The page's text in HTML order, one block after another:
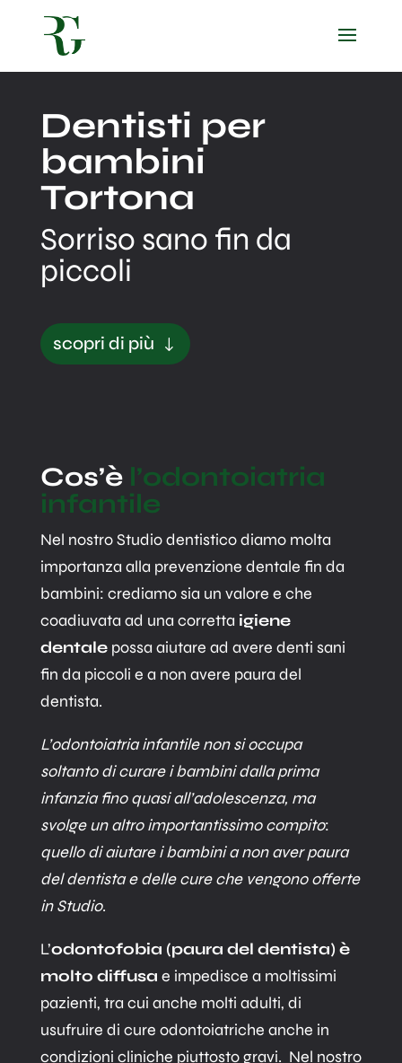
Dentisti per
bambini
Tortona
Sorriso sano fin da
piccoli
scopri di più
Cos’è l’odontoiatria
infantile
Nel nostro Studio dentistico diamo molta
importanza alla prevenzione dentale fin da
bambini: crediamo sia un valore e che
coadiuvata ad una corretta igiene
dentale possa aiutare ad avere denti sani
fin da piccoli e a non avere paura del
dentista.
L’odontoiatria infantile non si occupa
soltanto di curare i bambini dalla prima
infanzia fino quasi all’adolescenza, ma
svolge un altro importantissimo compito:
quello di aiutare i bambini a non aver paura
del dentista e delle cure che vengono offerte
in Studio.
L’odontofobia (paura del dentista) è
molto diffusa e impedisce a moltissimi
pazienti, tra cui anche molti adulti, di
usufruire di cure odontoiatriche anche in
condizioni cliniche piuttosto gravi. Nel nostro